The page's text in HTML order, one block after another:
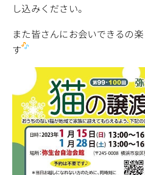
し込みください。
また皆さんにお会いできるの
す